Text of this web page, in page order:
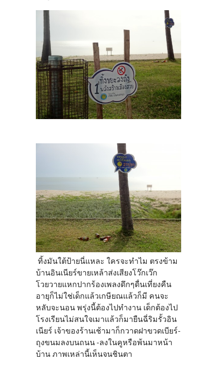
ทิ้งมันใต้ป้ายนี่แหละ ใครจะทำไม ตรงข้าม
บ้านอินเนียร์ขายเหล้าส่งเสียงโว๊กเว๊ก
โวยวายแหกปากร้องเพลงดึกๆดื่นเที่ยงคืน
อายุก็ไม่ใช่เด็กแล้วเกษียณแล้วก็มี คนจะ
หลับจะนอน พรุ่งนี้ต้องไปทำงาน เด็กต้องไป
โรงเรียนไม่สนใจเมาแล้วก็มายืนฉี่ริมรั้วอิน
เนียร์ เจ้าของร้านเช้ามาก็กวาดฝาขวดเบียร์-
ถุงขนมลงบนถนน -ลงในคูหรือพ้นมาหน้า
บ้าน ภาพเหล่านี้เห็นจนชินตา